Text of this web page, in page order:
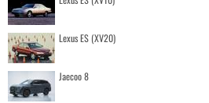
Lexus ES (XV20)
Jaecoo 8